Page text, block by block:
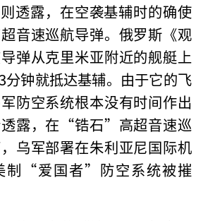
透露，在空袭基辅时的确使
音速巡航导弹。俄罗斯《观
弹从克里米亚附近的舰艇上
分钟就抵达基辅。由于它的飞
防空系统根本没有时间作出
透露，在“锆石”高超音速巡
乌军部署在朱利亚尼国际机
制“爱国者”防空系统被摧